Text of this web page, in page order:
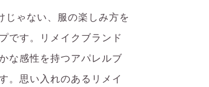
ゃない、服の楽しみ方を
です。リメイクブランド
な感性を持つアパレルブ
。思い入れのあるリメイ